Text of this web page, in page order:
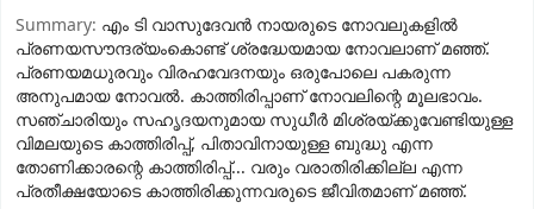
Summary: എം ടി വാസുദേവന്‍ നായരുടെ നോവലുകളില്‍
പ്രണയസൗന്ദര്യംകൊണ്ട് ശ്രദ്ധേയമായ നോവലാണ് മഞ്ഞ്.
പ്രണയമധുരവും വിരഹവേദനയും ഒരുപോലെ പകരുന്ന
അനുപമായ നോവല്‍. കാത്തിരിപ്പാണ് നോവലിന്റെ മൂലഭാവം.
സഞ്ചാരിയും സഹൃദയനുമായ സുധീര്‍ മിശ്രയ്ക്കുവേണ്ടിയുള്ള
വിമലയുടെ കാത്തിരിപ്പ്, പിതാവിനായുള്ള ബുദ്ധു എന്ന
തോണിക്കാരന്റെ കാത്തിരിപ്പ്... വരും വരാതിരിക്കില്ല എന്ന
പ്രതീക്ഷയോടെ കാത്തിരിക്കുന്നവരുടെ ജീവിതമാണ് മഞ്ഞ്.